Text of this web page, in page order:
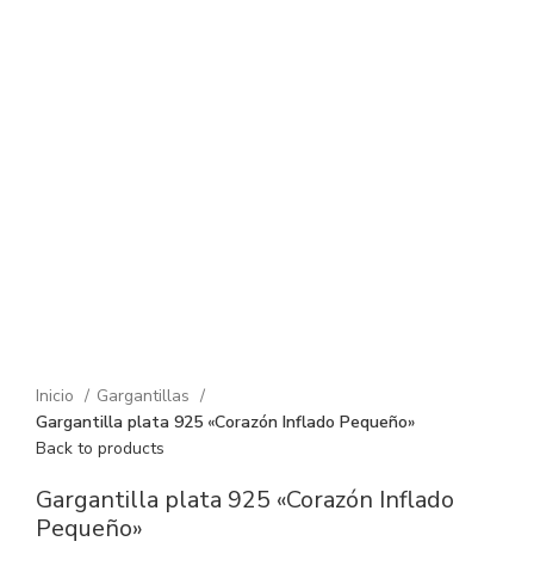
Inicio
Gargantillas
Gargantilla plata 925 «Corazón Inflado Pequeño»
Back to products
Gargantilla plata 925 «Corazón Inflado
Pequeño»